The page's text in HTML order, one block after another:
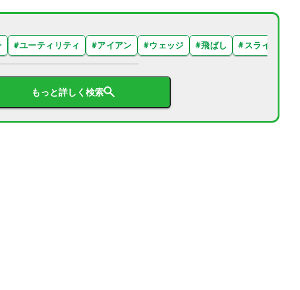
#ユーティリティ #アイアン #ウェッジ #飛ばし # スライス
もっと詳しく検索